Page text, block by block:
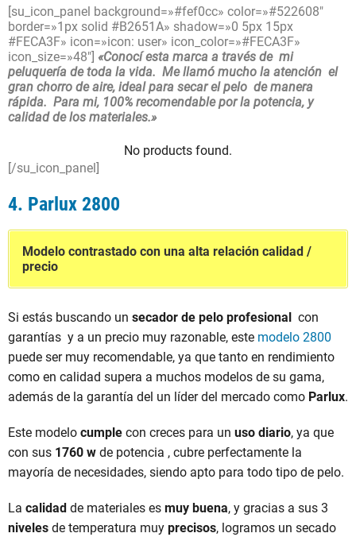
[su_icon_panel background=»#fef0cc» color=»#522608″
border=»1px solid #B2651A» shadow=»0 5px 15px
#FECA3F» icon=»icon: user» icon_color=»#FECA3F»
icon_size=»48″] «Conocí esta marca a través de mi
peluquería de toda la vida. Me llamó mucho la atención el
gran chorro de aire, ideal para secar el pelo de manera
rápida. Para mi, 100% recomendable por la potencia, y
calidad de los materiales.»
No products found.
[/su_icon_panel]
4. Parlux 2800
Modelo contrastado con una alta relación calidad /
precio
Si estás buscando un secador de pelo profesional
con
garantías y a un precio muy razonable, este modelo 2800
puede ser muy recomendable, ya que tanto en rendimiento
como en calidad supera a muchos modelos de su gama,
además de la garantía del un líder del mercado como Parlux.
Este modelo cumple con creces para un uso diario, ya que
con sus 1760 w de potencia , cubre perfectamente la
mayoría de necesidades, siendo apto para todo tipo de pelo.
La calidad de materiales es muy buena, y gracias a sus 3
niveles de temperatura muy precisos, logramos un secado